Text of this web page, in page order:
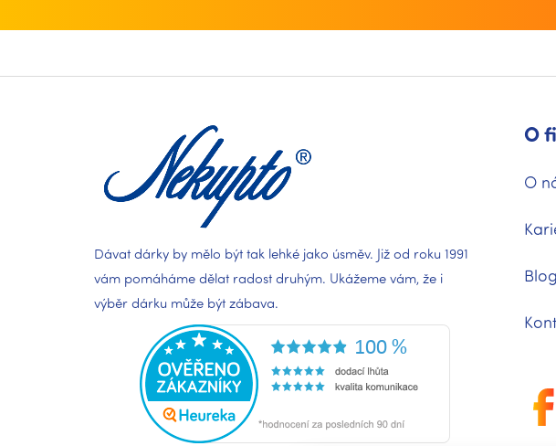
á
Dávat dárky by mělo být tak lehké jako úsměv. Již od roku 1991
vám pomáháme dělat radost druhým. Ukážeme vám, že i
výběr dárku může být zábava.
O
O
Blog